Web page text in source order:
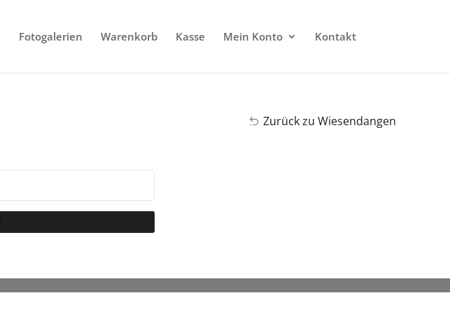
Fotogalerien Warenkorb Kasse Mein Konto Kontakt
Zurück zu Wiesendangen